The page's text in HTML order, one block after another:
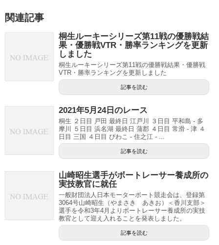
関連記事
桐生ルーキーシリーズ第11戦の優勝戦結
果・優勝戦VTR・勝率ランキングを更新
しました
桐生ルーキーシリーズ第11戦の優勝戦結果・優勝戦
VTR・勝率ランキングを更新しました
記事を読む
2021年5月24日のレース
桐生 ２日目 戸田 最終日 江戸川 ３日目 平和島 - 多
摩川 ５日目 浜名湖 最終日 蒲郡 ４日目 常滑 - 津 ４
日目 三国 ４日目 びわこ - 住之江 - ...
記事を読む
山崎昭生選手がボートレーサー養成所の
実技教官に就任
一般財団法人日本モーターボート競走会は、登録第
3064号山崎昭生（やまさき あきお）＜香川支部＞
選手を令和3年4月よりボートレーサー養成所の実技
教官として迎え入れることを発表しました。
記事を読む